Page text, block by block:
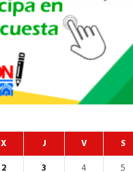
X J V S
2 3 4 5